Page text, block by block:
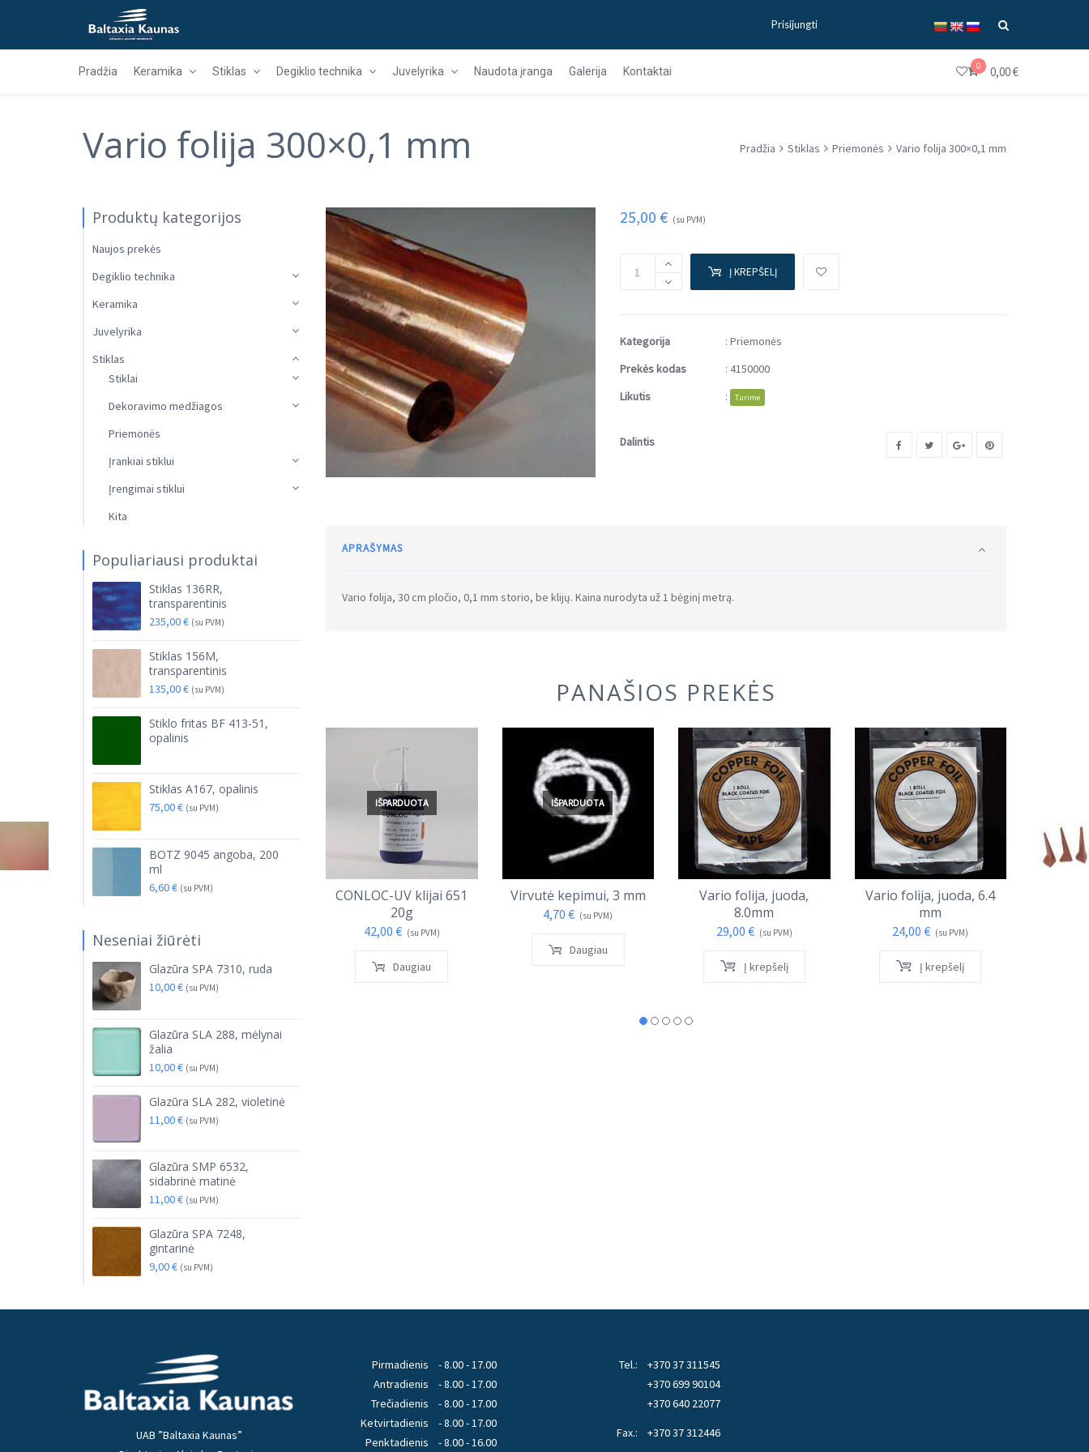
Prisijungti
Pradžia Keramika Stiklas Degiklio technika Juvelyrika Naudota įranga Galerija Kontaktai 0 0,00€
Vario folija 300×0,1 mm Pradžia Stiklas Priemonės Vario folija 300×0,1 mm
25,00 € (su PVM)
Į KREPŠELĮ
Kategorija : Priemonės
Prekės kodas
: 4150000
Likutis
: Turime
Dalintis
APRAŠYMAS
Vario folija, 30 cm pločio, 0,1 mm storio, be klijų. Kaina nurodyta už 1 bėginį metrą.
PANAŠIOS PREKĖS
IŠPARDUOTA
CONLOC-UV klijai 651
20g
42,00 € (su PVM)
Daugiau
IŠPARDUOTA
Virvutė kepimui, 3 mm
4,70€ (su PVM)
Daugiau
Vario folija, juoda,
8.0mm
29,00 € (su PVM)
Į krepšelį
Vario folija, juoda, 6.4
mm
24,00€ (su PVM)
Į krepšelį
Produktų kategorijos
Naujos prekės
Degiklio technika
Keramika
Juvelyrika
Stiklas
Stiklai
Dekoravimo medžiagos
Priemonės
Įrankiai stiklui
Įrengimai stiklui
Kita
Populiariausi produktai
Stiklas 136RR,
transparentinis
235,00€ (su PVM)
Stiklas 156M,
transparentinis
135,00€ (su PVM)
Stiklo fritas BF 413-51,
opalinis
Stiklas A167, opalinis
75,00€ (su PVM)
BOTZ 9045 angoba, 200
ml
6,60€ (su PVM)
Neseniai žiūrėti
Glazūra SPA 7310, ruda
10,00€ (su PVM)
Glazūra SLA 288, mėlynai
žalia
10,00€ (su PVM)
Glazūra SLA 282, violetinė
11,00€ (su PVM)
Glazūra SMP 6532,
sidabrinė matinė
11,00€ (su PVM)
Glazūra SPA 7248,
gintarinė
9,00€ (su PVM)
UAB ”Baltaxia Kaunas”
Pirmadienis
Antradienis
Trečiadienis
Ketvirtadienis
Penktadienis
- 8.00 - 17.00
- 8.00 - 17.00
- 8.00 - 17.00
- 8.00 - 17.00
- 8.00 - 16.00
Tel.:
+370 37 311545
+370 699 90104
+370 640 22077
Fax.:
+370 37 312446